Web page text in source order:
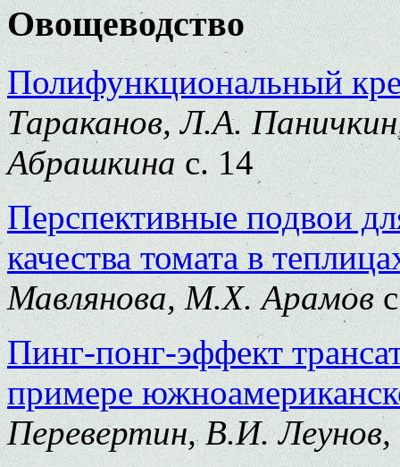
Овощеводство
Полифункциональный
Тараканов, Л.А.
Абрашкинас. 14
Перспективные подвои
качества томата в
Мавлянова, М.Х. Арамов
Пинг-понг-эффект
примере
Перевертин, В.И. Леунов,